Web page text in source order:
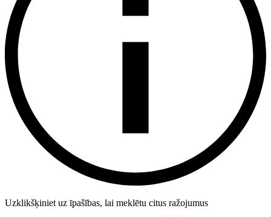
Uzklikšķiniet uz īpašības, lai meklētu citus ražojumus